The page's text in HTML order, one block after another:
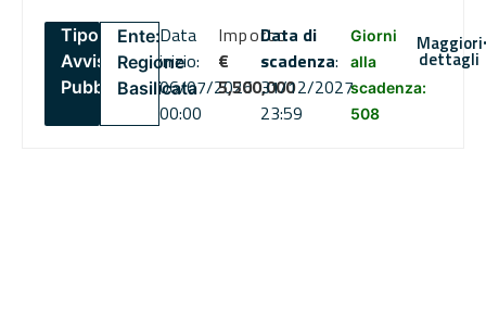
Tipo:
Avviso
Pubblico
Ente:
Regione
Basilicata
Data
inizio:
06/07/2026
00:00
Importo
€
5,500,000
Data di
scadenza:
31/12/2027
23:59
Giorni
alla
scadenza:
508
Maggiori
dettagli